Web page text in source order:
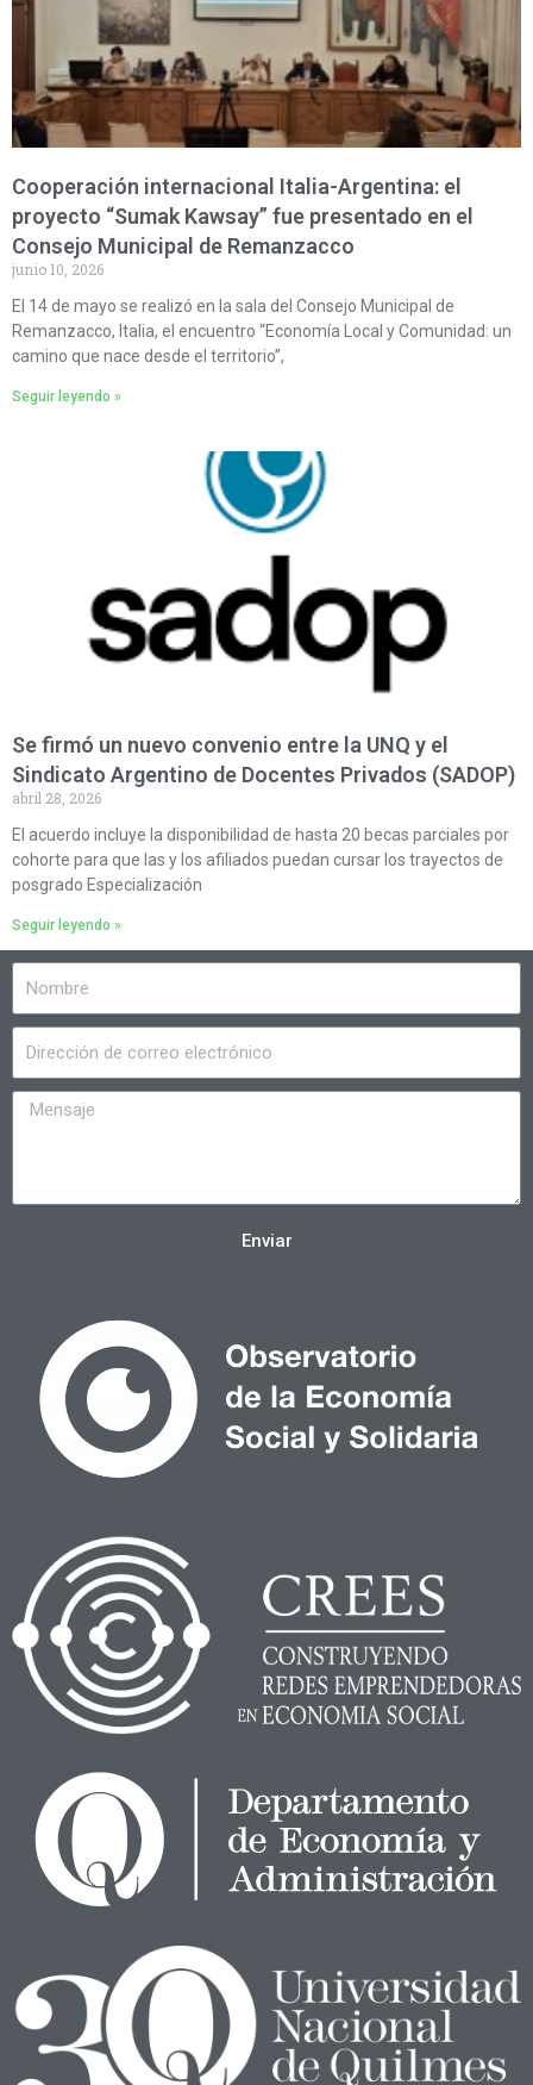
Cooperación internacional Italia-Argentina: el
proyecto “Sumak Kawsay” fue presentado en el
Consejo Municipal de Remanzacco
junio 10, 2026
El 14 de mayo se realizó en la sala del Consejo Municipal de
Remanzacco, Italia, el encuentro “Economía Local y Comunidad: un
camino que nace desde el territorio”,
Seguir leyendo »
Se firmó un nuevo convenio entre la UNQ y el
Sindicato Argentino de Docentes Privados (SADOP)
abril 28, 2026
El acuerdo incluye la disponibilidad de hasta 20 becas parciales por
cohorte para que las y los afiliados puedan cursar los trayectos de
posgrado Especialización
Seguir leyendo »
Enviar